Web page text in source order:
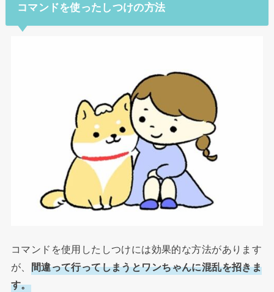
コマンドを使ったしつけの方法
コマンドを使用したしつけには効果的な方法があります
が、 間違って行ってしまうとワンちゃんに混乱を招きま
す。